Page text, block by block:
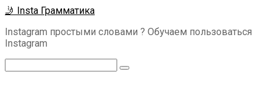
Перейти
контенту
🤳 Insta Грамматика
Instagram простыми словами ? Обучаем пользоваться
Instagram